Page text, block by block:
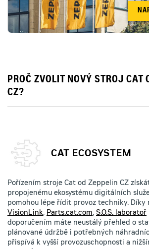
PROČ ZVOLIT NOVÝ STROJ CAT
CZ?
CAT ECOSYSTEM
Pořízením stroje Cat od Zeppelin CZ
propojenému ekosystému digitálních
pomohou lépe řídit provoz techniky. Díky
VisionLink, Parts.cat.com, S.O.S. laboratoř
doporučením máte neustálý přehled o
plánované údržbě i potřebných
přispívá k vyšší provozuschopnosti a